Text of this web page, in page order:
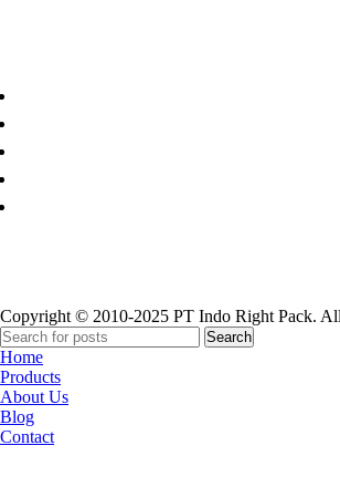
Copyright © 2010-2025 PT Indo Right Pack.
Search
Home
Products
About Us
Blog
Contact